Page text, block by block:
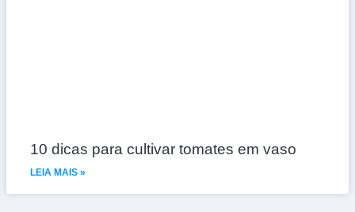
10 dicas para cultivar tomates em vaso
LEIA MAIS »